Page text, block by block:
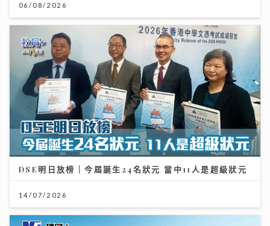
06/08/2026
DSE明日放榜｜今屆誕生24名狀元 當中11人是超級狀元
14/07/2026